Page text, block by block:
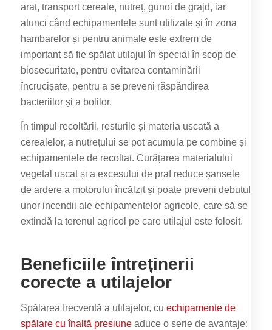
arat, transport cereale, nutreț, gunoi de grajd, iar
atunci când echipamentele sunt utilizate și în zona
hambarelor și pentru animale este extrem de
important să fie spălat utilajul în special în scop de
biosecuritate, pentru evitarea contaminării
încrucișate, pentru a se preveni răspândirea
bacteriilor și a bolilor.
În timpul recoltării, resturile și materia uscată a
cerealelor, a nutrețului se pot acumula pe combine și
echipamentele de recoltat. Curățarea materialului
vegetal uscat și a excesului de praf reduce șansele
de ardere a motorului încălzit și poate preveni debutul
unor incendii ale echipamentelor agricole, care să se
extindă la terenul agricol pe care utilajul este folosit.
Beneficiile întreținerii
corecte a utilajelor
Spălarea frecventă a utilajelor, cu echipamente de
spălare cu înaltă presiuneaduce o serie de avantaje: